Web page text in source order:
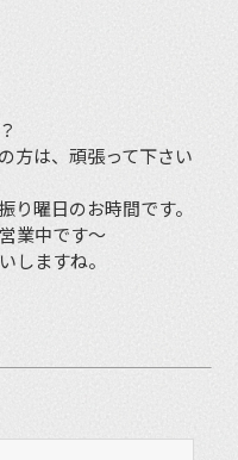
方は、頑張って下さい
り曜日のお時間です。
業中です〜
しますね。